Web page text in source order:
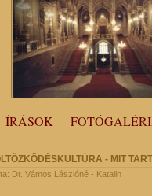
ÍRÁSOK
- MIT
Dr. Vámos Lászlóné - Katalin